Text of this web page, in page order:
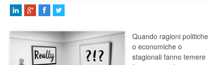
Quando ragioni politiche
o economiche o
stagionali fanno temere